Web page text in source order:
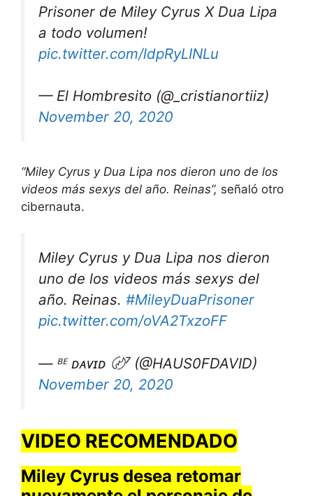
Prisoner de Miley Cyrus X Dua Lipa
a todo volumen!
pic.twitter.com/ldpRyLINLu
— El Hombresito (@_cristianortiiz)
November 20, 2020
“Miley Cyrus y Dua Lipa nos dieron uno de los
videos más sexys del año. Reinas”, señaló otro
cibernauta.
Miley Cyrus y Dua Lipa nos dieron
uno de los videos más sexys del
año. Reinas. #MileyDuaPrisoner
pic.twitter.com/oVA2TxzoFF
— ᴮᴱ ᴅᴀᴠɪᴅ 〄⁷ (@HAUS0FDAVID)
November 20, 2020
VIDEO RECOMENDADO
Miley Cyrus desea retomar